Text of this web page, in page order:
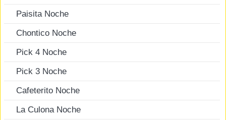
Paisita Noche
Chontico Noche
Pick 4 Noche
Pick 3 Noche
Cafeterito Noche
La Culona Noche